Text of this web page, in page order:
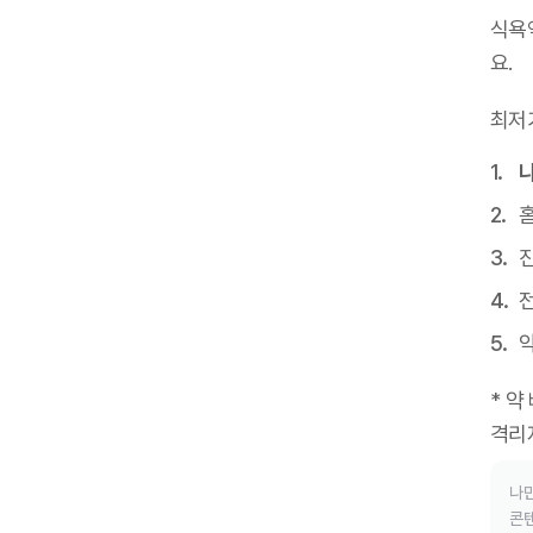
식욕
요.
최저
* 약
격리
나
콘